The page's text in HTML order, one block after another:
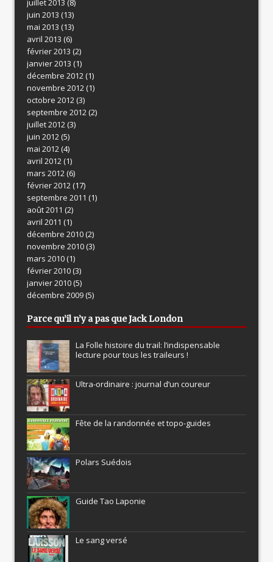
juillet 2013 (8)
juin 2013 (13)
mai 2013 (13)
avril 2013 (6)
février 2013 (2)
janvier 2013 (1)
décembre 2012(1)
novembre 2012(1)
octobre 2012(3)
septembre 2012(2)
juillet 2012(3)
juin 2012(5)
mai 2012(4)
avril 2012(1)
mars 2012(6)
février 2012(17)
septembre 2011 (1)
août 2011 (2)
avril 2011 (1)
décembre 2010(2)
novembre 2010(3)
mars 2010(1)
février 2010(3)
janvier 2010(5)
décembre 2009(5)
Parce qu’il n’y a pas que Jack London
La Folle histoire du trail: l’indispensable
lecture pour tous les traileurs !
Ultra-ordinaire : journal d’un coureur
Fête de la randonnée et topo-guides
Polars Suédois
Guide Tao Laponie
Le sang versé